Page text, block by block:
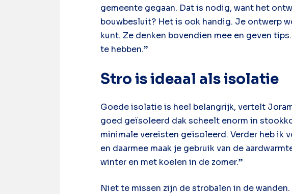
gemeente gegaan. Dat is nodig, want het
bouwbesluit? Het is ook handig. Je ontwerp
kunt. Ze denken bovendien mee en geven
te hebben.”
Stro is ideaal als isolatie
Goede isolatie is heel belangrijk, vertelt
goed geïsoleerd dak scheelt enorm in
minimale vereisten geïsoleerd. Verder heb ik
en daarmee maak je gebruik van de
winter en met koelen in de zomer.”
Niet te missen zijn de strobalen in de